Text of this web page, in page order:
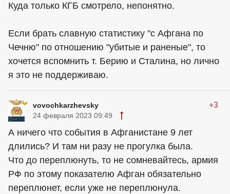
Куда только КГБ смотрело, непонятно.
Если брать славную статистику "с Афгана по
Чечню" по отношению "убитые и раненые", то
хочется вспомнить т. Берию и Сталина, но лично
я это не поддерживаю.
vovochkarzhevsky +3
24 февраля 2023 09:49
А ничего что события в Афганистане 9 лет
длились? И там ни разу не прогулка была.
Что до переплюнуть, то не сомневайтесь, армия
РФ по этому показателю Афган обязательно
переплюнет, если уже не переплюнула.